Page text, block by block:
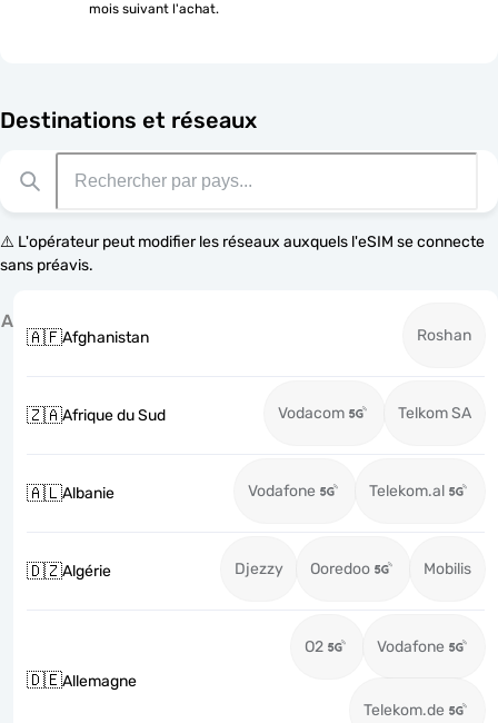
mois suivant l'achat.
Destinations et réseaux
⚠️ L'opérateur peut modifier les réseaux auxquels l'eSIM se connecte
sans préavis.
A
🇦🇫Afghanistan Roshan
🇿🇦Afrique du Sud Vodacom Telkom SA
🇦🇱Albanie Vodafone Telekom.al
🇩🇿Algérie Djezzy Ooredoo Mobilis
🇩🇪Allemagne
O2 Vodafone
Telekom.de